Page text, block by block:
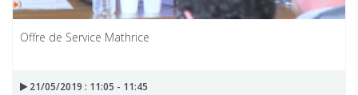
Offre de Service Mathrice
21/05/2019 : 11:05 - 11:45